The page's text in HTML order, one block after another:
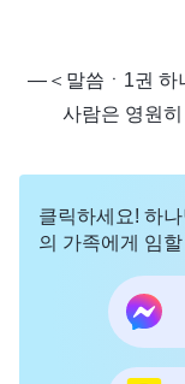
―＜말씀ㆍ1권 하
사람은 영원
클릭하세요! 하
의 가족에게 임